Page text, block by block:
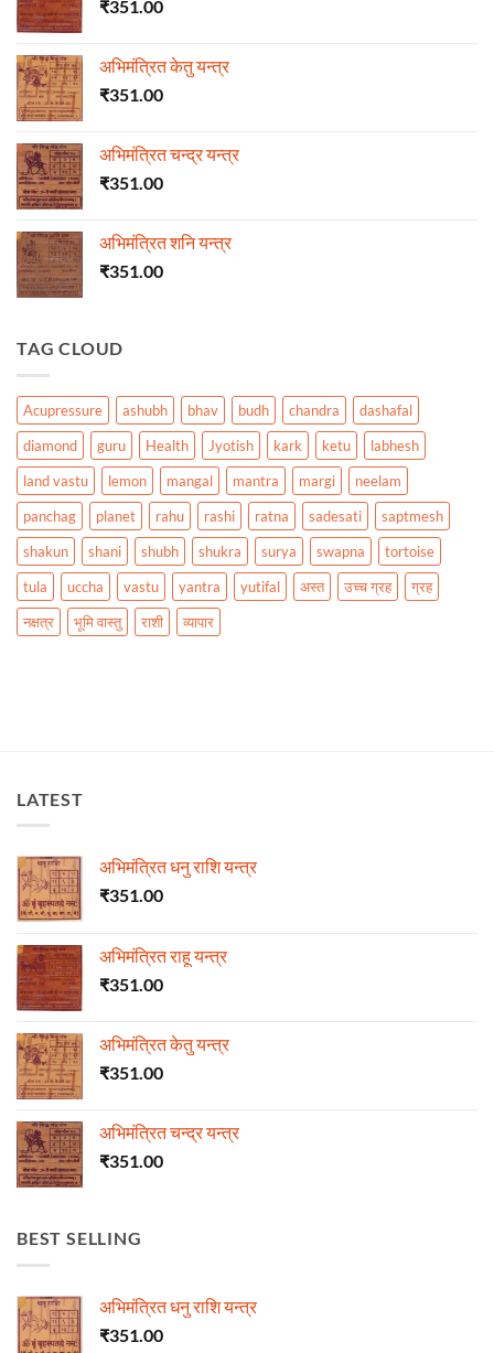
₹351.00
अभिमंत्रित केतु यन्त्र
₹351.00
अभिमंत्रित चन्द्र यन्त्र
₹351.00
अभिमंत्रित शनि यन्त्र
₹351.00
TAG CLOUD
Acupressure ashubh bhav budh chandra
dashafal
diamond
guru Health Jyotish kark ketu
labhesh
land vastu
lemon mangal mantra margi
neelam
panchag
planet rahu rashi ratna sadesati
saptmesh
shakun
shani shubh shukra surya swapna
tortoise
tula
uccha vastu yantra yutifal अस्त उच्च ग्रह
ग्रह
नक्षत्र
भूमि वास्तु राशी व्यापार
LATEST
अभिमंत्रित धनु राशि यन्त्र
₹351.00
अभिमंत्रित राहू यन्त्र
₹351.00
अभिमंत्रित केतु यन्त्र
₹351.00
अभिमंत्रित चन्द्र यन्त्र
₹351.00
BEST SELLING
अभिमंत्रित धनु राशि यन्त्र
₹351.00